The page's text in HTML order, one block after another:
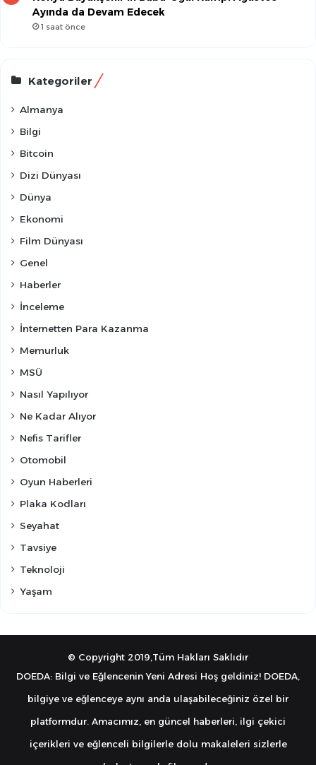
Ayında da Devam Edecek
1 saat önce
Kategoriler
Almanya
Bilgi
Bitcoin
Dizi Dünyası
Dünya
Ekonomi
Film Dünyası
Genel
Haberler
İnceleme
İnternetten Para Kazanma
Memurluk
MSÜ
Nasıl Yapılıyor
Ne Kadar Alıyor
Nefis Tarifler
Otomobil
Oyun Haberleri
Plaka Kodları
Seyahat
Tavsiye
Teknoloji
Yaşam
© Copyright 2019,Tüm Hakları Saklıdır
DOEDA: Bilgi ve Eğlencenin Yeni Adresi Hoş geldiniz! DOEDA,
bilgiye ve eğlenceye aynı anda ulaşabileceğiniz özel bir
platformdur. Amacımız, en güncel haberleri, ilgi çekici
içerikleri ve eğlenceli bilgilerle dolu makaleleri sizlerle